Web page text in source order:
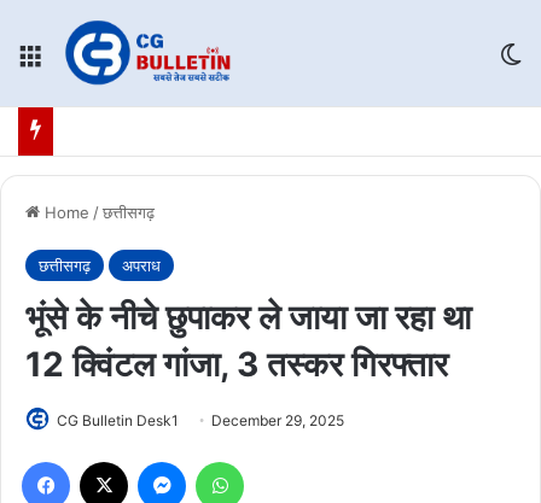
Menu
Home /छत्तीसगढ़
छत्तीसगढ़ अपराध
भूंसे के नीचे छुपाकर ले जाया जा रहा था
12 क्विंटल गांजा, 3 तस्कर गिरफ्तार
CG Bulletin Desk1 December 29, 2025
Facebook Messenger